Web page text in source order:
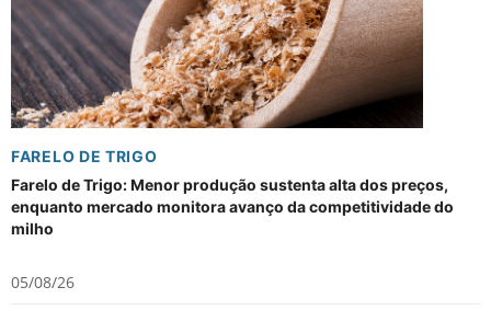
FARELO DE TRIGO
Farelo de Trigo: Menor produção sustenta alta dos preços,
enquanto mercado monitora avanço da competitividade do
milho
05/08/26